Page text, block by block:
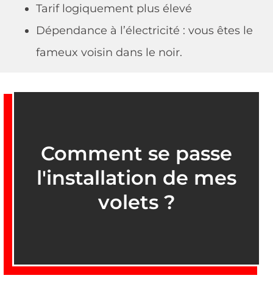
Tarif logiquement plus élevé
Dépendance à l’électricité : vous êtes le
fameux voisin dans le noir.
Comment se passe
l'installation de mes
volets ?